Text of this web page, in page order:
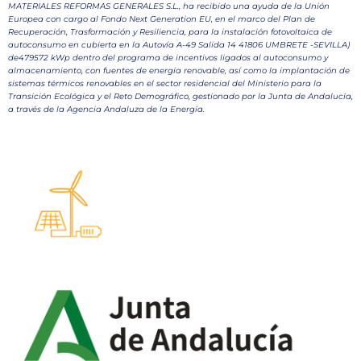
MATERIALES REFORMAS GENERALES S.L., ha recibido una ayuda de la Unión
Europea con cargo al Fondo Next Generation EU, en el marco del Plan de
Recuperación, Trasformación y Resiliencia, para la instalación fotovoltaica de
autoconsumo en cubierta en la Autovía A-49 Salida 14 41806 UMBRETE -SEVILLA)
de479572 kWp dentro del programa de incentivos ligados al autoconsumo y
almacenamiento, con fuentes de energía renovable, así como la implantación de
sistemas térmicos renovables en el sector residencial del Ministerio para la
Transición Ecológica y el Reto Demográfico, gestionado por la Junta de Andalucía,
a través de la Agencia Andaluza de la Energía.